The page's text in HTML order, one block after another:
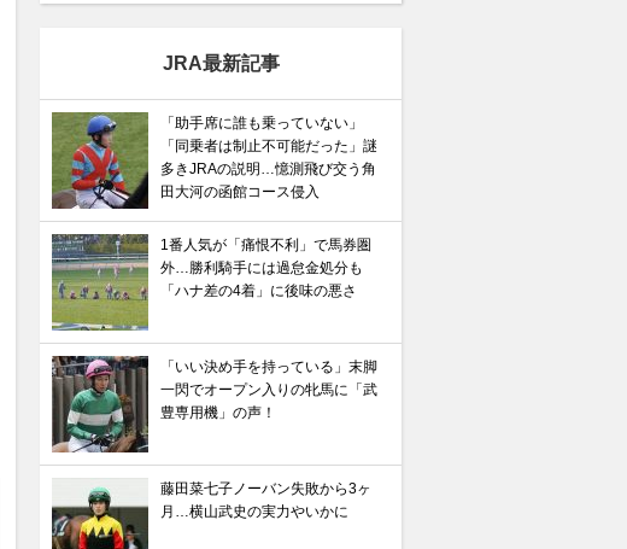
JRA最新記事
「助手席に誰も乗っていない」
「同乗者は制止不可能だった」謎
多きJRAの説明…憶測飛び交う角
田大河の函館コース侵入
1番人気が「痛恨不利」で馬券圏
外…勝利騎手には過怠金処分も
「ハナ差の4着」に後味の悪さ
「いい決め手を持っている」末脚
一閃でオープン入りの牝馬に「武
豊専用機」の声！
藤田菜七子ノーバン失敗から3ヶ
月…横山武史の実力やいかに